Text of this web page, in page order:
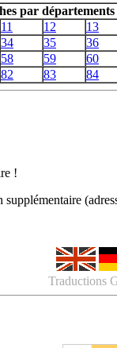
par
11 12 13
34 35 36
58 59 60
82 83 84
!
Traductions